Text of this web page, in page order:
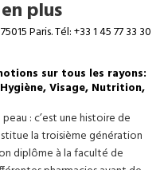
plus
Paris. Tél: +33 1 45 77 33 30
sur tous les rayons:
Visage, Nutrition,
: c’est une histoire de
la troisième génération
diplôme à la faculté de